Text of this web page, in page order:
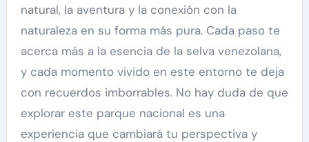
natural, la aventura y la conexión con la
naturaleza en su forma más pura. Cada paso te
acerca más a la esencia de la selva venezolana,
y cada momento vivido en este entorno te deja
con recuerdos imborrables. No hay duda de que
explorar este parque nacional es una
experiencia que cambiará tu perspectiva y